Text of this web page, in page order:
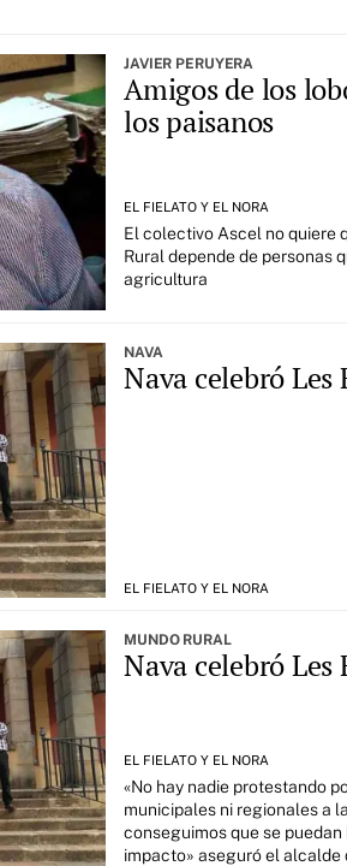
JAVIER PERUYERA
Amigos de los
los paisanos
EL FIELATO Y EL NORA
El colectivo Ascel no quiere
Rural depende de personas
agricultura
NAVA
Nava celebró Les
EL FIELATO Y EL NORA
MUNDO RURAL
Nava celebró Les
EL FIELATO Y EL NORA
«No hay nadie protestando
municipales ni regionales a
conseguimos que se
impacto» aseguró el alcalde